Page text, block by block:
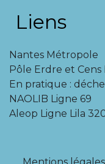
Liens
Nantes Métropole
Pôle Erdre et
En pratique :
NAOLIB Ligne 69
Aleop Ligne Lila